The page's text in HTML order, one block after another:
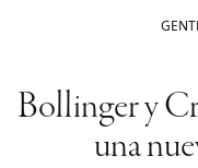
Bollinger y
una